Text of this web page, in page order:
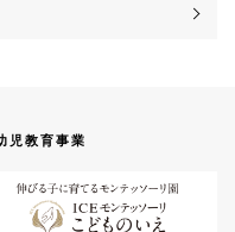
児教育事業